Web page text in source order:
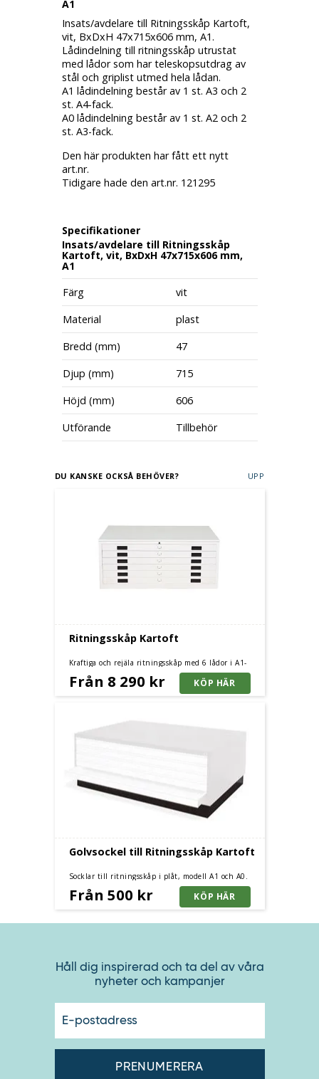
A1
Insats/avdelare till Ritningsskåp Kartoft,
vit, BxDxH 47x715x606 mm, A1.
Lådindelning till ritningsskåp utrustat
med lådor som har teleskopsutdrag av
stål och griplist utmed hela lådan.
A1 lådindelning består av 1 st. A3 och 2
st. A4-fack.
A0 lådindelning består av 1 st. A2 och 2
st. A3-fack.
Den här produkten har fått ett nytt
art.nr.
Tidigare hade den art.nr. 121295
Specifikationer
Insats/avdelare till Ritningsskåp
Kartoft, vit, BxDxH 47x715x606 mm,
A1
Färg
vit
Material
plast
Bredd (mm)
47
Djup (mm)
715
Höjd (mm)
606
Utförande
Tillbehör
DU KANSKE OCKSÅ BEHÖVER? UPP
Ritningsskåp Kartoft
Kraftiga och rejäla ritningsskåp med 6 lådor i A1-
Från 8 290 kr
Golvsockel till Ritningsskåp Kartoft
Socklar till ritningsskåp i plåt, modell A1 och A0.
Från 500 kr
Håll dig inspirerad och ta del av våra
nyheter och kampanjer